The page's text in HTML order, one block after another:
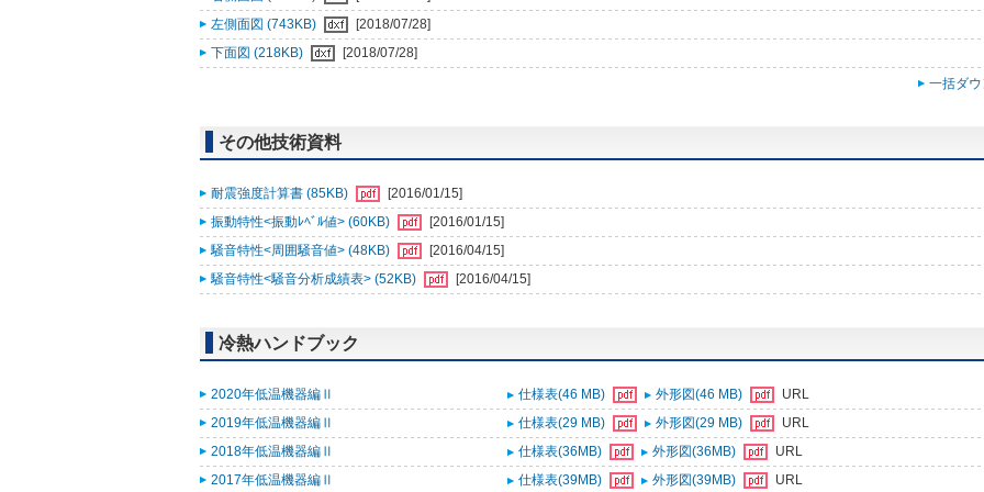
左側面図 (743KB)
[2018/07/28]
下面図 (218KB)
[2018/07/28]
一括ダ
その他技術資料
耐震強度計算書 (85KB)
[2016/01/15]
振動特性<振動ﾚﾍﾞﾙ値> (60KB)
[2016/01/15]
騒音特性<周囲騒音値> (48KB)
[2016/04/15]
騒音特性<騒音分析成績表> (52KB)
[2016/04/15]
冷熱ハンドブック
2020年低温機器編Ⅱ 仕様表(46 MB) 外形図(46 MB)
URL
2019年低温機器編Ⅱ
仕様表(29 MB) 外形図(29 MB)
URL
2018年低温機器編Ⅱ
仕様表(36MB) 外形図(36MB)
URL
2017年低温機器編Ⅱ
仕様表(39MB) 外形図(39MB) URL